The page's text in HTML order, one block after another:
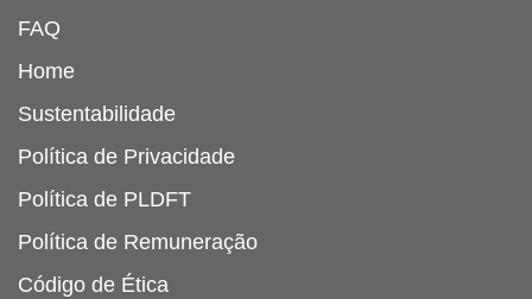
FAQ
Home
Sustentabilidade
Política de Privacidade
Política de PLDFT
Política de Remuneração
Código de Ética